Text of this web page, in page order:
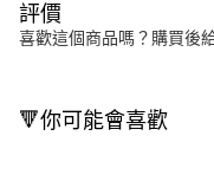
評價
喜歡這個商品嗎？購買後
🔻你可能會喜歡